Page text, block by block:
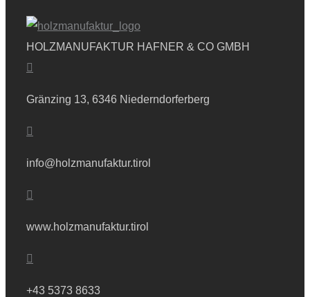
HOLZMANUFAKTUR HAFNER & CO GMBH
Gränzing 13, 6346 Niederndorferberg
info@holzmanufaktur.tirol
www.holzmanufaktur.tirol
+43 5373 8633